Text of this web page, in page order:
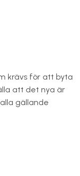
krävs för att byta
att det nya är
gällande